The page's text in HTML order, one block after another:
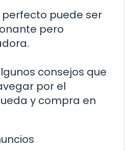
perfecto puede ser
pero
consejos que
por el
y compra en